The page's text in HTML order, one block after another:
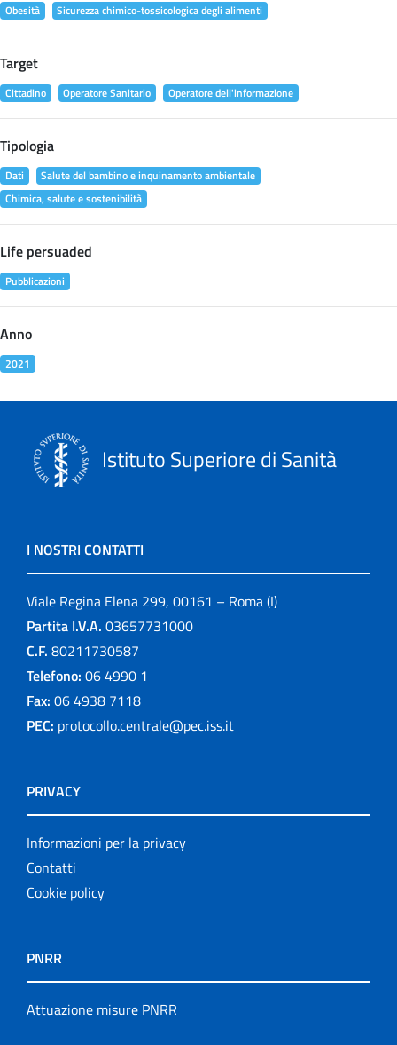
Obesità
Sicurezza chimico-tossicologica degli alimenti
Target
Cittadino Operatore Sanitario Operatore dell'informazione
Tipologia
Dati
Salute del bambino e inquinamento ambientale
Chimica, salute e sostenibilità
Life persuaded
Pubblicazioni
Anno
2021
Istituto Superiore di Sanità
I NOSTRI CONTATTI
Viale Regina Elena 299, 00161 – Roma (I)
Partita I.V.A. 03657731000
C.F. 80211730587
Telefono: 06 4990 1
Fax: 06 4938 7118
PEC: protocollo.centrale@pec.iss.it
PRIVACY
Informazioni per la privacy
Contatti
Cookie policy
PNRR
Attuazione misure PNRR